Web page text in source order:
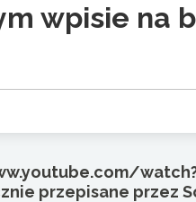
wpisie na
przepisane przez